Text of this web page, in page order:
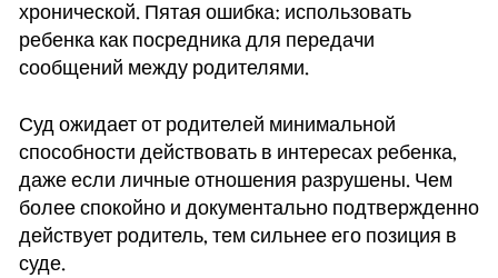
хронической. Пятая ошибка: использовать
ребенка как посредника для передачи
сообщений между родителями.
Суд ожидает от родителей минимальной
способности действовать в интересах ребенка,
даже если личные отношения разрушены. Чем
более спокойно и документально подтвержденно
действует родитель, тем сильнее его позиция в
суде.